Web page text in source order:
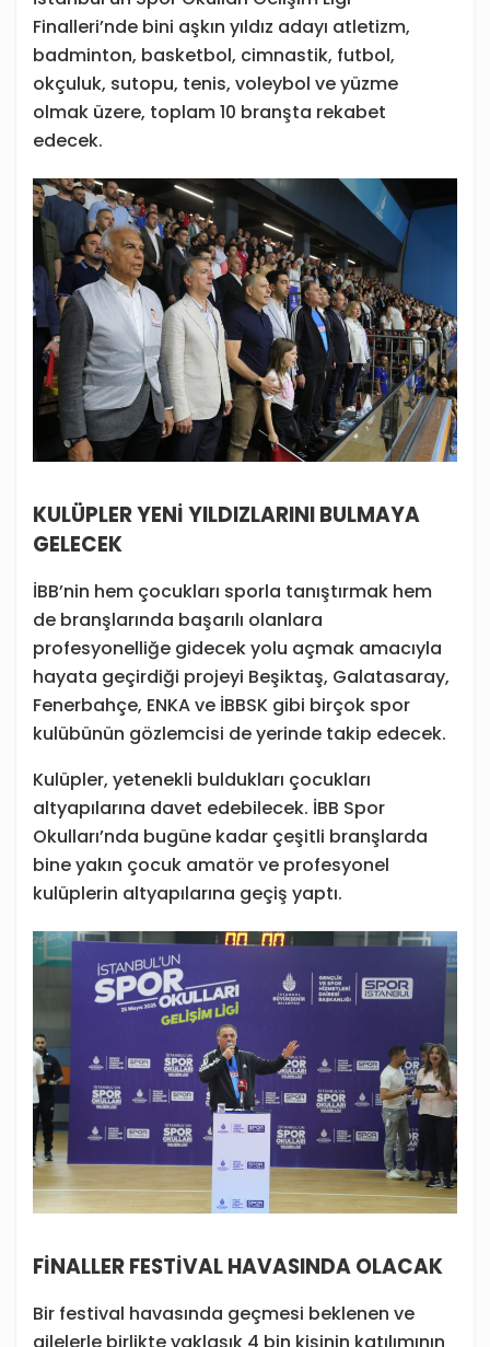
Finalleri’nde bini aşkın yıldız adayı atletizm,
badminton, basketbol, cimnastik, futbol,
okçuluk, sutopu, tenis, voleybol ve yüzme
olmak üzere, toplam 10 branşta rekabet
edecek.
KULÜPLER YENİ YILDIZLARINI BULMAYA
GELECEK
İBB’nin hem çocukları sporla tanıştırmak hem
de branşlarında başarılı olanlara
profesyonelliğe gidecek yolu açmak amacıyla
hayata geçirdiği projeyi Beşiktaş, Galatasaray,
Fenerbahçe, ENKA ve İBBSK gibi birçok spor
kulübünün gözlemcisi de yerinde takip edecek.
Kulüpler, yetenekli buldukları çocukları
altyapılarına davet edebilecek. İBB Spor
Okulları’nda bugüne kadar çeşitli branşlarda
bine yakın çocuk amatör ve profesyonel
kulüplerin altyapılarına geçiş yaptı.
FİNALLER FESTİVAL HAVASINDA OLACAK
Bir festival havasında geçmesi beklenen ve